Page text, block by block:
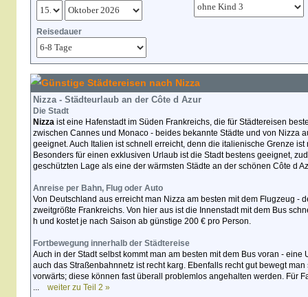
Reisedauer
Günstige Städtereisen nach Nizza
Nizza - Städteurlaub an der Côte d Azur
Die Stadt
Nizza ist eine Hafenstadt im Süden Frankreichs, die für Städtereisen
zwischen Cannes und Monaco - beides bekannte Städte und von Nizza
geeignet. Auch Italien ist schnell erreicht, denn die italienische Grenze
Besonders für einen exklusiven Urlaub ist die Stadt bestens geeignet,
geschützten Lage als eine der wärmsten Städte an der schönen Côte d
Anreise per Bahn, Flug oder Auto
Von Deutschland aus erreicht man Nizza am besten mit dem Flugzeug -
zweitgrößte Frankreichs. Von hier aus ist die Innenstadt mit dem Bus
h und kostet je nach Saison ab günstige 200 € pro Person.
Fortbewegung innerhalb der Städtereise
Auch in der Stadt selbst kommt man am besten mit dem Bus voran - eine
auch das Straßenbahnnetz ist recht karg. Ebenfalls recht gut bewegt man
vorwärts; diese können fast überall problemlos angehalten werden. Für
... weiter zu Teil 2 »